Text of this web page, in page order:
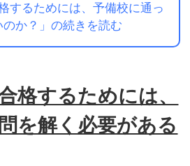
するためには、予備校に通っ
のか？」の続きを読む
格するためには、
を解く必要がある